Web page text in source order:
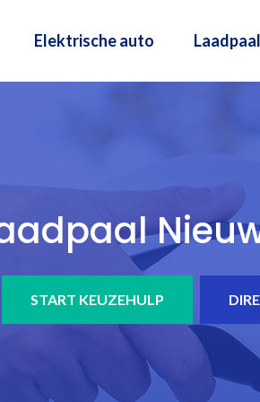
Elektrische auto Laadpaal
START KEUZEHULP